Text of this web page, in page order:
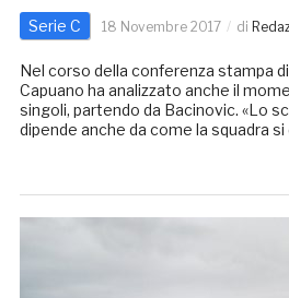
Serie C 18 Novembre 2017 di
Nel corso della conferenza stampa
Capuano ha analizzato anche il
singoli, partendo da Bacinovic. «Lo
dipende anche da come la squadra